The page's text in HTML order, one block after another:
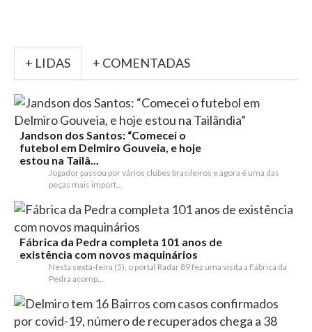
+ LIDAS + COMENTADAS
Jandson dos Santos: “Comecei o
futebol em Delmiro Gouveia, e hoje
estou na Tailâ...
Jogador passou por vários clubes brasileiros e agora é uma das
peças mais import...
Fábrica da Pedra completa 101 anos de
existência com novos maquinários
Nesta sexta-feira (5), o portal Radar 89 fez uma visita a Fábrica da
Pedra acomp...